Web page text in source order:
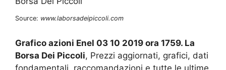
Source: www.laborsadeipiccoli.com
Grafico azioni Enel 03 10 2019 ora 1759. La
Borsa Dei Piccoli, Prezzi aggiornati, grafici, dati
fondamentali, raccomandazioni e tutte le ultime